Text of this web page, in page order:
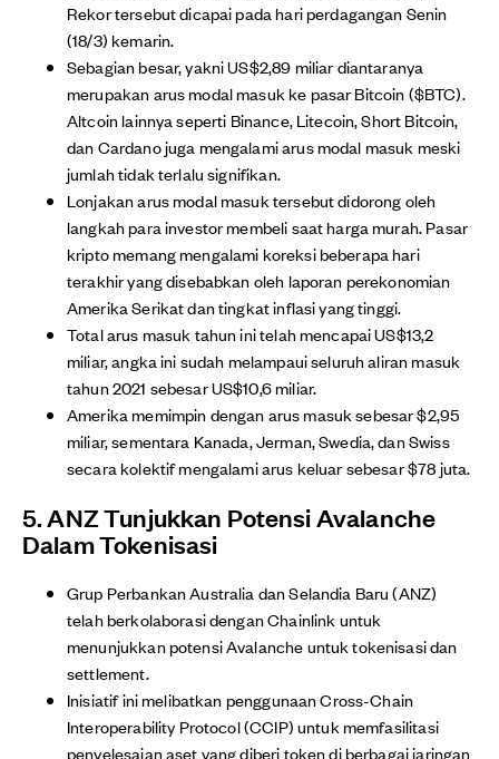
Rekor tersebut dicapai pada hari perdagangan Senin
(18/3) kemarin.
Sebagian besar, yakni US$2,89 miliar diantaranya
merupakan arus modal masuk ke pasar Bitcoin ($BTC).
Altcoin lainnya seperti Binance, Litecoin, Short Bitcoin,
dan Cardano juga mengalami arus modal masuk meski
jumlah tidak terlalu signifikan.
Lonjakan arus modal masuk tersebut didorong oleh
langkah para investor membeli saat harga murah. Pasar
kripto memang mengalami koreksi beberapa hari
terakhir yang disebabkan oleh laporan perekonomian
Amerika Serikat dan tingkat inflasi yang tinggi.
Total arus masuk tahun ini telah mencapai US$13,2
miliar, angka ini sudah melampaui seluruh aliran masuk
tahun 2021 sebesar US$10,6 miliar.
Amerika memimpin dengan arus masuk sebesar $2,95
miliar, sementara Kanada, Jerman, Swedia, dan Swiss
secara kolektif mengalami arus keluar sebesar $78 juta.
5. ANZ Tunjukkan Potensi Avalanche
Dalam Tokenisasi
Grup Perbankan Australia dan Selandia Baru (ANZ)
telah berkolaborasi dengan Chainlink untuk
menunjukkan potensi Avalanche untuk tokenisasi dan
settlement.
Inisiatif ini melibatkan penggunaan Cross-Chain
Interoperability Protocol (CCIP) untuk memfasilitasi
penyelesaian aset yang diberi token di berbagai jaringan